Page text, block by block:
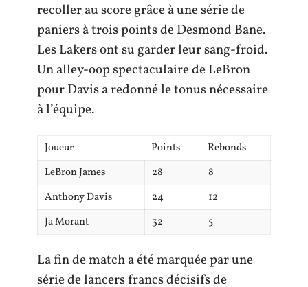
recoller au score grâce à une série de
paniers à trois points de Desmond Bane.
Les Lakers ont su garder leur sang-froid.
Un alley-oop spectaculaire de LeBron
pour Davis a redonné le tonus nécessaire
à l’équipe.
Joueur Points
Rebonds
LeBron James
28
8
Anthony Davis
24
12
Ja Morant
32 5
La fin de match a été marquée par une
série de lancers francs décisifs de